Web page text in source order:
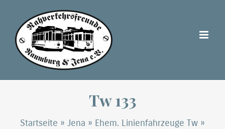
Inhalt
springen
Tw 133
Startseite » Jena » Ehem. Linienfahrzeuge Tw »